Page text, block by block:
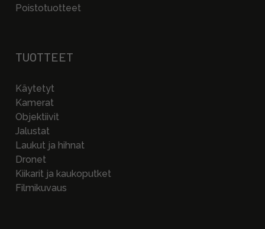
Poistotuotteet
TUOTTEET
Käytetyt
Kamerat
Objektiivit
Jalustat
Laukut ja hihnat
Dronet
Kiikarit ja kaukoputket
Filmikuvaus